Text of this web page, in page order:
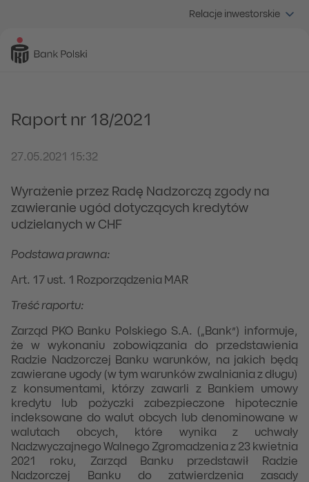
Relacje inwestorskie
Raport nr 18/2021
27.05.2021 15:32
Wyrażenie przez Radę Nadzorczą zgody na
zawieranie ugód dotyczących kredytów
udzielanych w CHF
Podstawa prawna:
Art. 17 ust. 1 Rozporządzenia MAR
Treść raportu:
Zarząd PKO Banku Polskiego S.A. („Bank”) informuje,
że w wykonaniu zobowiązania do przedstawienia
Radzie Nadzorczej Banku warunków, na jakich będą
zawierane ugody (w tym warunków zwalniania z długu)
z konsumentami, którzy zawarli z Bankiem umowy
kredytu lub pożyczki zabezpieczone hipotecznie
indeksowane do walut obcych lub denominowane w
walutach obcych, które wynika z uchwały
Nadzwyczajnego Walnego Zgromadzenia z 23 kwietnia
2021 roku, Zarząd Banku przedstawił Radzie
Nadzorczej Banku do zatwierdzenia zasady